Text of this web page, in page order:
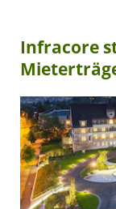
Infracore